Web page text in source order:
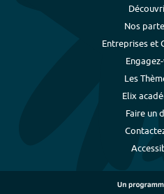
Nos
Entreprises et
Les
Elix
Faire un